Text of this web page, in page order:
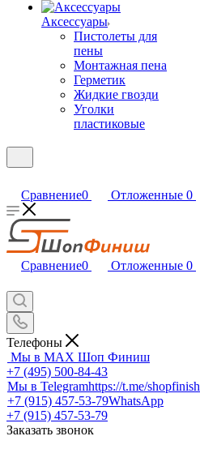
Аксессуары
Пистолеты для
пены
Монтажная пена
Герметик
Жидкие гвозди
Уголки
пластиковые
Сравнение0 Отложенные 0
Сравнение0 Отложенные 0
Телефоны
Мы в MAX Шоп Финиш
+7 (495) 500-84-43
Мы в Telegramhttps://t.me/shopfinish
+7 (915) 457-53-79WhatsApp
+7 (915) 457-53-79
Заказать звонок